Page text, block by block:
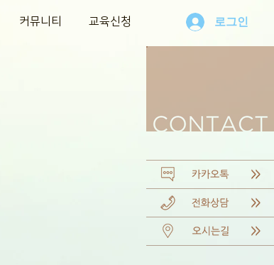
커뮤니티 교육신청 로그인